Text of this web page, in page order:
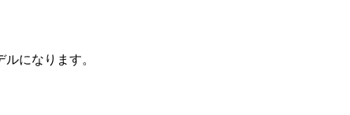
になります。